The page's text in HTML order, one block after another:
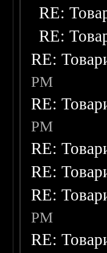
RE:
RE:
RE:
PM
RE:
PM
RE:
RE:
RE:
PM
RE: